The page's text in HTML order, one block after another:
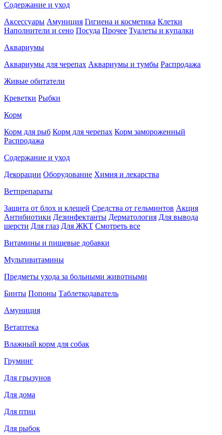
Содержание и уход
Аксессуары Амуниция Гигиена и косметика Клетки
Наполнители и сено Посуда Прочее Туалеты и купалки
Аквариумы
Аквариумы для черепах Аквариумы и тумбы Распродажа
Живые обитатели
Креветки Рыбки
Корм
Корм для рыб Корм для черепах Корм замороженный
Распродажа
Содержание и уход
Декорации Оборудование Химия и лекарства
Ветпрепараты
Защита от блох и клещей Средства от гельминтов Акция
Антибиотики Дезинфектанты Дерматология Для вывода
шерсти Для глаз Для ЖКТ Смотреть все
Витамины и пищевые добавки
Мультивитамины
Предметы ухода за больными животными
Бинты Попоны Таблеткодаватель
Амуниция
Ветаптека
Влажный корм для собак
Груминг
Для грызунов
Для дома
Для птиц
Для рыбок